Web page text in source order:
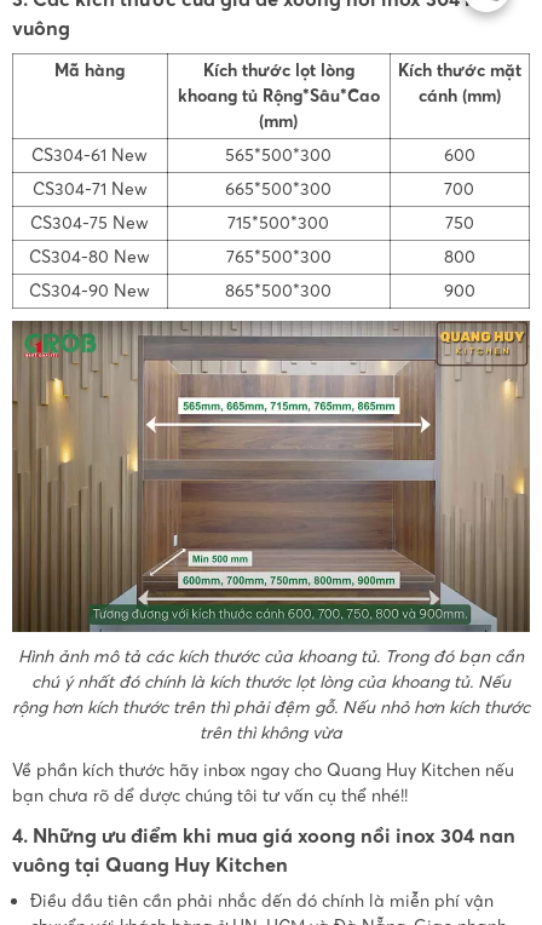
vuông
Mã hàng
Kích thước lọt lòng
khoang tủ Rộng*Sâu*Cao
(mm)
Kích thước mặt
cánh (mm)
CS304-61 New 565*500*300
600
CS304-71 New
665*500*300
700
CS304-75 New
715*500*300
750
CS304-80 New
765*500*300
800
CS304-90 New
865*500*300 900
Hình ảnh mô tả các kích thước của khoang tủ. Trong đó bạn cần
chú ý nhất đó chính là kích thước lọt lòng của khoang tủ. Nếu
rộng hơn kích thước trên thì phải đệm gỗ. Nếu nhỏ hơn kích thước
trên thì không vừa
Về phần kích thước hãy inbox ngay cho Quang Huy Kitchen nếu
bạn chưa rõ để được chúng tôi tư vấn cụ thể nhé!!
4. Những ưu điểm khi mua giá xoong nồi inox 304 nan
vuông tại Quang Huy Kitchen
Điều đầu tiên cần phải nhắc đến đó chính là miễn phí vận